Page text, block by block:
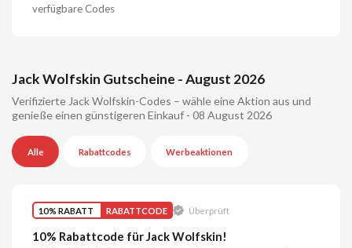
verfügbare Codes
Jack Wolfskin Gutscheine - August 2026
Verifizierte Jack Wolfskin-Codes – wähle eine Aktion aus und
genieße einen günstigeren Einkauf - 08 August 2026
Alle Rabattcodes Werbeaktionen
10% RABATT RABATTCODE Überprüft
10% Rabattcode für Jack Wolfskin!